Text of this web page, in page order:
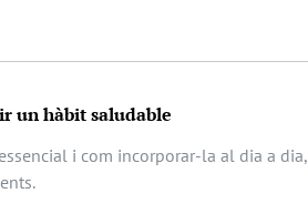
un hàbit saludable
i com incorporar-la al dia a dia,